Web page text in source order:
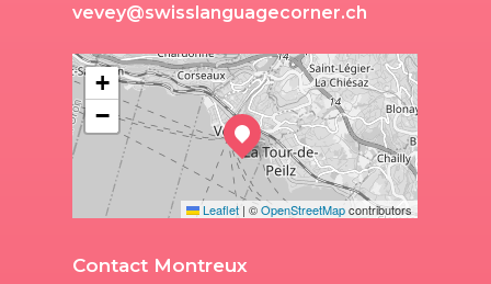
vevey@swisslanguagecorner.ch
+
−
Leaflet | ©OpenStreetMapcontributors
Contact Montreux